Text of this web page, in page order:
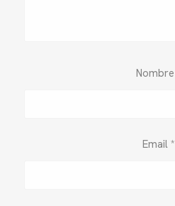
Nombre
Email *